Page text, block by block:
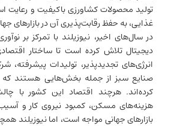
تولید محصولات کشاورزی باکیفیت و رعایت
غذایی، به حفظ رقابت‌پذیری آن در بازارهای
در سال‌های اخیر، نیوزیلند با تمرکز بر
دیجیتال تلاش کرده است تا ساختار اقتصادی
انرژی‌های تجدیدپذیر، تولیدات پیشرفته،
صنایع سبز از جمله بخش‌هایی هستند که
کرده‌اند. هرچند اقتصاد این کشور با
هزینه‌های مسکن، کمبود نیروی کار و
بازارهای جهانی مواجه است، اما نیوزیلند